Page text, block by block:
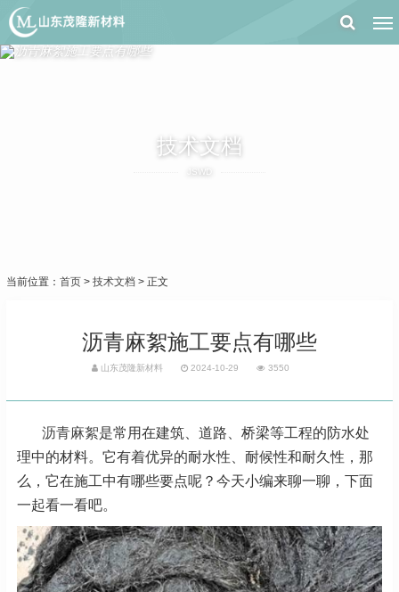
技术文档
JSWD
当前位置： 首页 > 技术文档 > 正文
沥青麻絮施工要点有哪些
山东茂隆新材料 2024-10-29 3550
沥青麻絮是常用在建筑、道路、桥梁等工程的防水处
理中的材料。它有着优异的耐水性、耐候性和耐久性，那
么，它在施工中有哪些要点呢？今天小编来聊一聊，下面
一起看一看吧。